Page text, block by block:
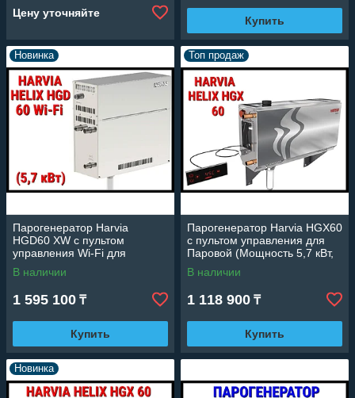
Цену уточняйте
Купить
Новинка
Парогенератор Harvia
HGD60 XW c пультом
управления Wi-Fi для
Паровой (Мощность 5,7 кВт,
объем 2-6 м3)
В наличии
1 595 100 ₸
Купить
Топ продаж
Парогенератор Harvia HGX60
c пультом управления для
Паровой (Мощность 5,7 кВт,
объем 2-7 м3)
В наличии
1 118 900 ₸
Купить
Новинка